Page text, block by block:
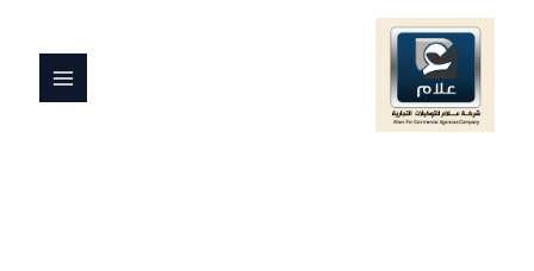
تخطي
المحتوى
MENU